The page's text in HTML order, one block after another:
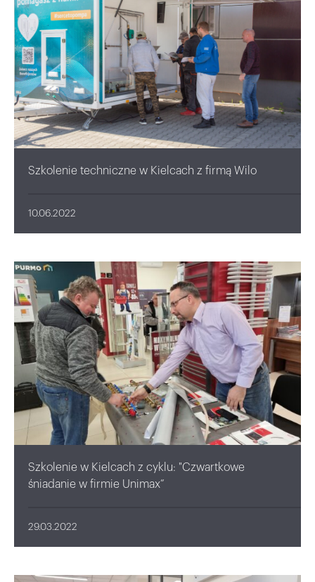
Szkolenie techniczne w Kielcach z firmą Wilo
10.06.2022
Szkolenie w Kielcach z cyklu: "Czwartkowe
śniadanie w firmie Unimax”
29.03.2022